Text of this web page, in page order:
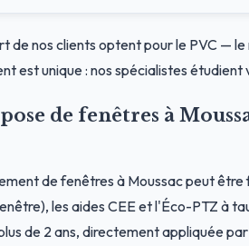
de nos clients optent pour le PVC —
est unique : nos spécialistes
de fenêtres à
de fenêtres à Moussac peut
les aides CEE et l'Éco-PTZ à
de 2 ans, directement appliquée